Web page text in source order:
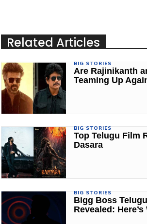
Related Articles
BIG STORIES
Are Rajinikanth
Teaming Up
BIG STORIES
Top Telugu Film
Dasara
BIG STORIES
Bigg Boss
Revealed: